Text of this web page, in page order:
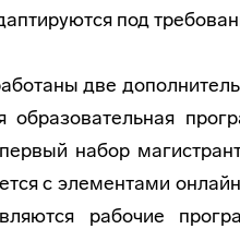
под
две
образовательная
набор
с элементами
рабочие